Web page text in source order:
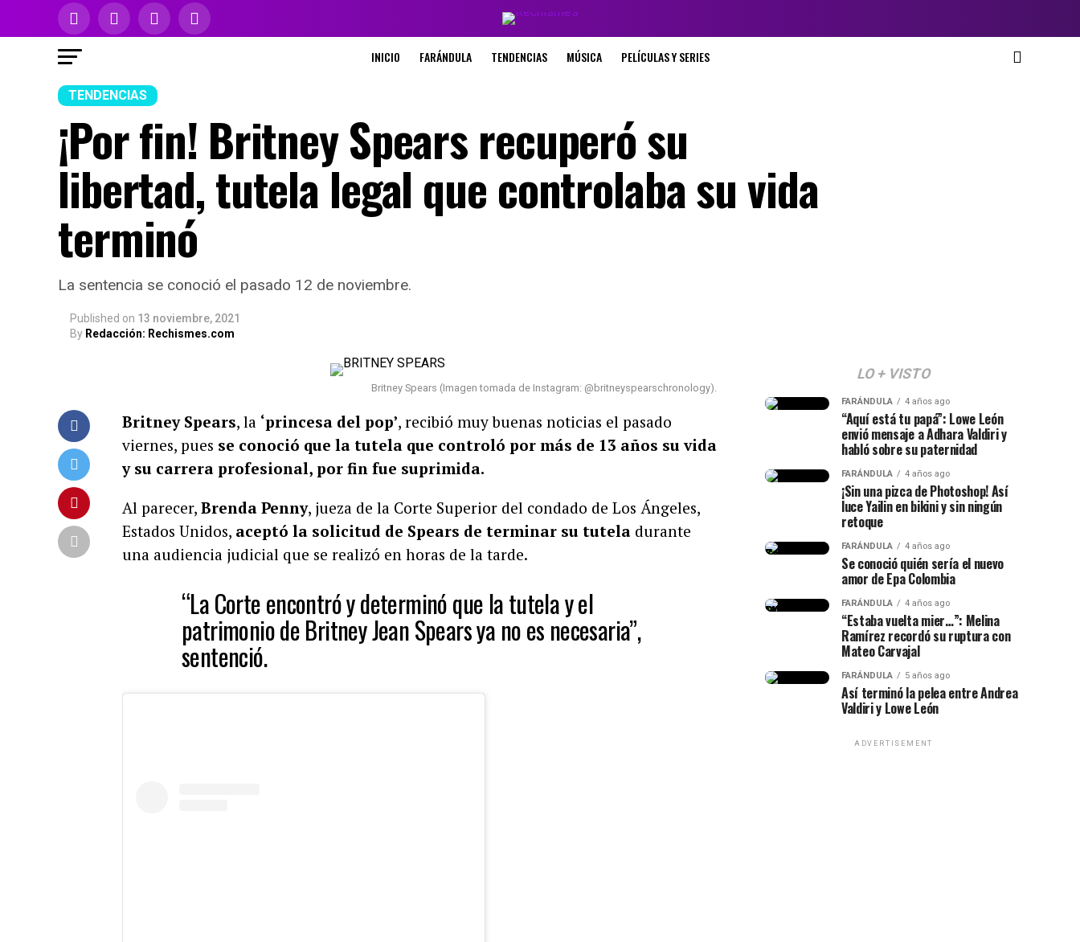
INICIO FARÁNDULA TENDENCIAS MÚSICA PELÍCULAS Y SERIES
TENDENCIAS
¡Por fin! Britney Spears recuperó su
libertad, tutela legal que controlaba su vida
terminó
La sentencia se conoció el pasado 12 de noviembre.
Published on 13 noviembre, 2021
By Redacción: Rechismes.com
Britney Spears (Imagen tomada de Instagram: @britneyspearschronology).
Britney Spears, la ‘princesa del pop’, recibió muy buenas noticias el pasado
viernes, pues se conoció que la tutela que controló por más de 13 años su vida
y su carrera profesional, por fin fue suprimida.
Al parecer, Brenda Penny, jueza de la Corte Superior del condado de Los Ángeles,
Estados Unidos, aceptó la solicitud de Spears de terminar su tutela durante
una audiencia judicial que se realizó en horas de la tarde.
“La Corte encontró y determinó que la tutela y el
patrimonio de Britney Jean Spears ya no es necesaria”,
sentenció.
LO + VISTO
FARÁNDULA 4 años ago
“Aquí está tu papá”: Lowe León
envió mensaje a Adhara Valdiri y
habló sobre su paternidad
FARÁNDULA 4 años ago
¡Sin una pizca de Photoshop! Así
luce Yailin en bikini y sin ningún
retoque
FARÁNDULA 4 años ago
Se conoció quién sería el nuevo
amor de Epa Colombia
FARÁNDULA 4 años ago
“Estaba vuelta mier…”: Melina
Ramírez recordó su ruptura con
Mateo Carvajal
FARÁNDULA 5 años ago
Así terminó la pelea entre Andrea
Valdiri y Lowe León
ADVERTISEMENT